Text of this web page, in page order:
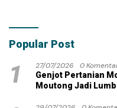
dengan Dana Pribadi
Popular Post
1 27/07/2026
0
Genjot Pertanian
Moutong Jadi